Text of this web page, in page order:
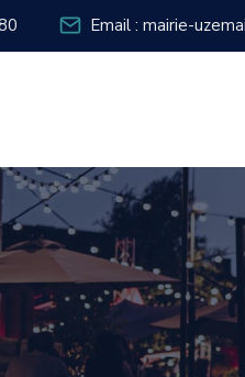
Email : mairie-